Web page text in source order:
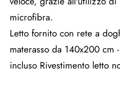
microfibra.
Letto fornito con rete a
materasso da 140x200 cm
incluso Rivestimento letto